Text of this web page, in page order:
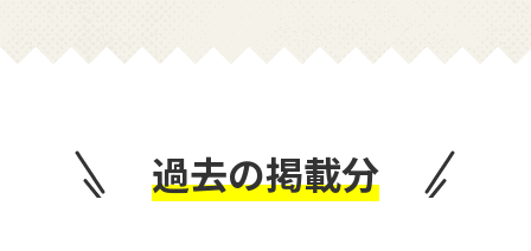
過去の掲載分